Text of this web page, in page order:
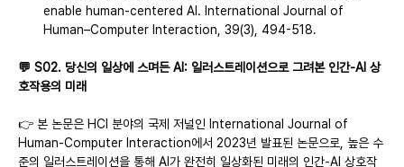
enable human-centered AI. International Journal of
Human–Computer Interaction, 39(3), 494-518.
💬 S02. 당신의 일상에 스며든 AI: 일러스트레이션으로 그려본 인간-AI 상
호작용의 미래
👉 본 논문은 HCI 분야의 국제 저널인 International Journal of
Human-Computer Interaction에서 2023년 발표된 논문으로, 높은 수
준의 일러스트레이션을 통해 AI가 완전히 일상화된 미래의 인간-AI 상호작